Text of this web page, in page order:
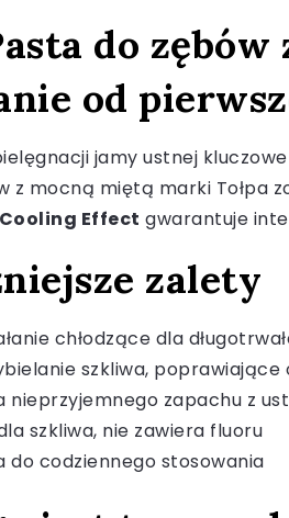
do
od
jamy ustnej
z mocną miętą marki Tołpa
Effect gwarantuje
zalety
chłodzące dla
szkliwa,
nieprzyjemnego zapachu z ust
szkliwa, nie zawiera fluoru
do codziennego stosowania